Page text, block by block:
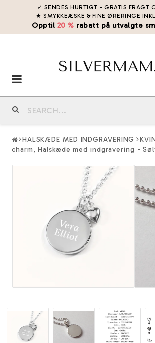
✓ SENDES HURTIGT - GRATIS FRAGT
★ SMYKKEÆSKE & FINE ØRERINGE
Opptil 20 % rabatt på utvalgte
Toggle
navigation
HALSKÆDE MED INDGRAVERING
charm, Halskæde med indgravering -